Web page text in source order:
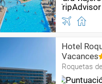
Hotel
Vacances
Roquetas